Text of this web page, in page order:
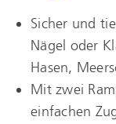
Sicher und
Nägel oder
Hasen,
Mit zwei
einfachen